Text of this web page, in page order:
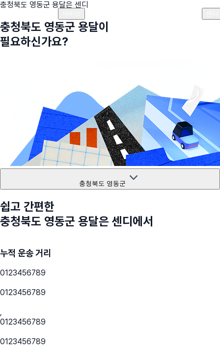
충청북도 영동군 용달은 센디
충청북도 영동군 용달이
필요하신가요?
충청북도 영동군
쉽고 간편한
충청북도 영동군 용달은 센디에서
누적 운송 거리
0123456789
0123456789
,
0123456789
0123456789